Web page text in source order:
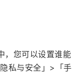
，您可以设置谁能
私与安全」>「手